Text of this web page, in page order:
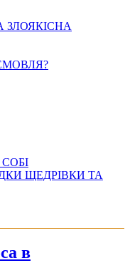
ЩЕДРІВКИ ТА
в